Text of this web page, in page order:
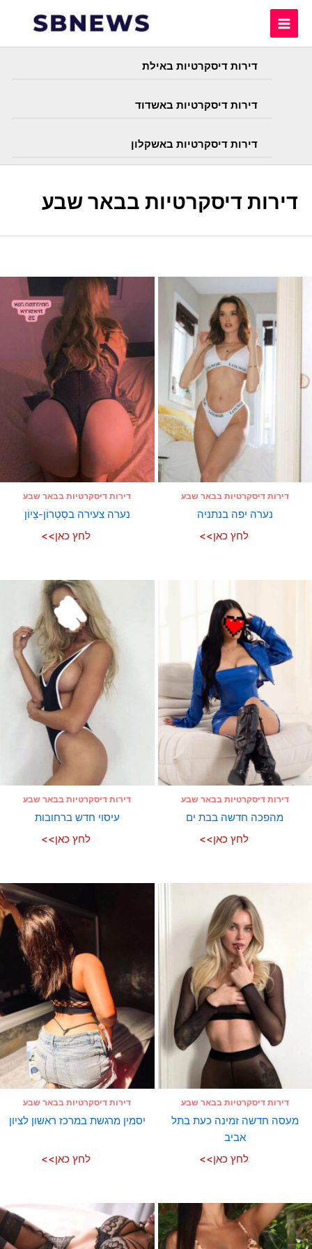
דירות דיסקרטיות באילת
דירות דיסקרטיות באשדוד
דירות דיסקרטיות באשקלון
דירות דיסקרטיות בבאר שבע
דירות דיסקרטיות בבאר שבע
נערה יפה בנתניה
לחץ כאן>>
דירות דיסקרטיות בבאר שבע
נערה צעירה בסְטְרוֹן-צְיוֹן
לחץ כאן>>
דירות דיסקרטיות בבאר שבע
מהפכה חדשה בבת ים
לחץ כאן>>
דירות דיסקרטיות בבאר שבע
עיסוי חדש ברחובות
לחץ כאן>>
דירות דיסקרטיות בבאר שבע
מעסה חדשה זמינה כעת בתל
אביב
לחץ כאן>>
דירות דיסקרטיות בבאר שבע
יסמין מרגשת במרכז ראשון לציון
לחץ כאן>>